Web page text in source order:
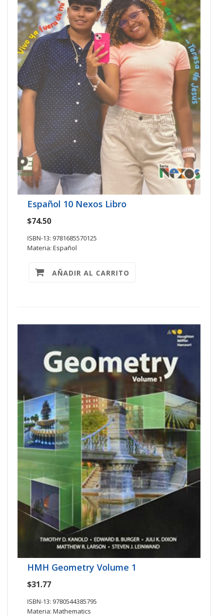
Español 10 Nexos Libro
$74.50
ISBN-13: 9781685570125
Materia: Español
AÑADIR AL CARRITO
HMH Geometry Volume 1
$31.77
ISBN-13: 9780544385795
Materia: Mathematics